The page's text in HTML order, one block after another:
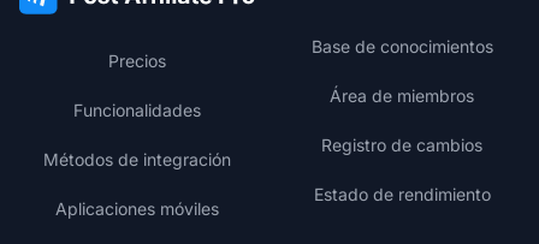
Precios
Funcionalidades
Métodos de integración
Aplicaciones móviles
Base de conocimientos
Área de miembros
Registro de cambios
Estado de rendimiento